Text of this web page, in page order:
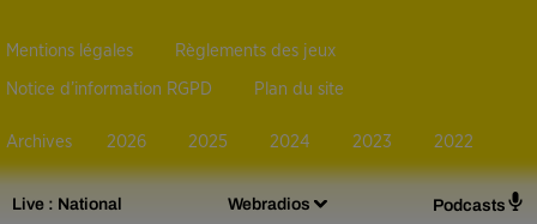
Live : National Webradios Podcasts
Mentions légales Règlements des jeux
Notice d’information RGPD Plan du site
Archives 2026 2025 2024 2023 2022